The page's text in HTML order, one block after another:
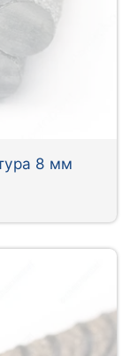
8 мм